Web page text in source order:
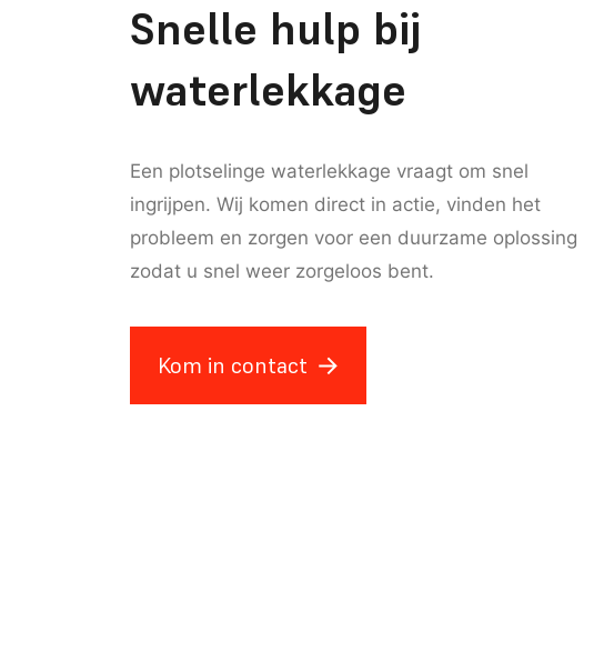
Snelle hulp bij
waterlekkage
Een plotselinge waterlekkage vraagt om snel
ingrijpen. Wij komen direct in actie, vinden het
probleem en zorgen voor een duurzame oplossing
zodat u snel weer zorgeloos bent.
Kom in contact